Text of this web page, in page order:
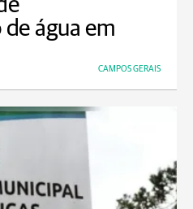
água em
CAMPOS GERAIS